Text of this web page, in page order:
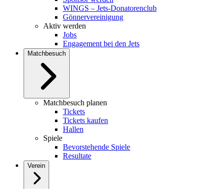
WINGS – Jets-Donatorenclub
Gönnervereinigung
Aktiv werden
Jobs
Engagement bei den Jets
Matchbesuch
Matchbesuch planen
Tickets
Tickets kaufen
Hallen
Spiele
Bevorstehende Spiele
Resultate
Verein